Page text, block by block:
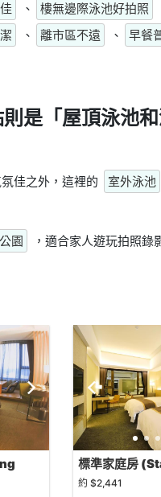
、 樓無邊際泳池好拍照
、 離市區不遠 、 早餐
是「屋頂泳池和
佳之外，這裡的 室外泳池
園 ，適合家人遊玩拍照錄
標準家庭房
Room)
約 $2,441